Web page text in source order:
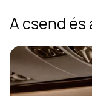
A csend